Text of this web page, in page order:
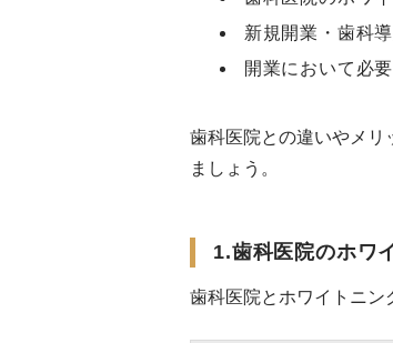
新規開業・歯科
開業において必
歯科医院との違いやメリ
ましょう。
1.歯科医院のホワ
歯科医院とホワイトニン